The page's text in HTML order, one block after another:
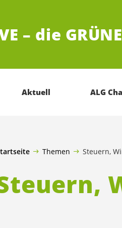
– die
Aktuell ALG
Themen Steuern,